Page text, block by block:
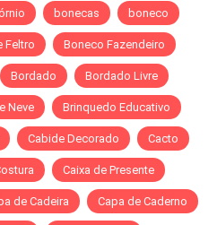
bonecas boneco
Feltro Boneco Fazendeiro
Bordado Bordado Livre
Neve Brinquedo Educativo
Cabide Decorado Cacto
Caixa de Presente
de Cadeira Capa de Caderno